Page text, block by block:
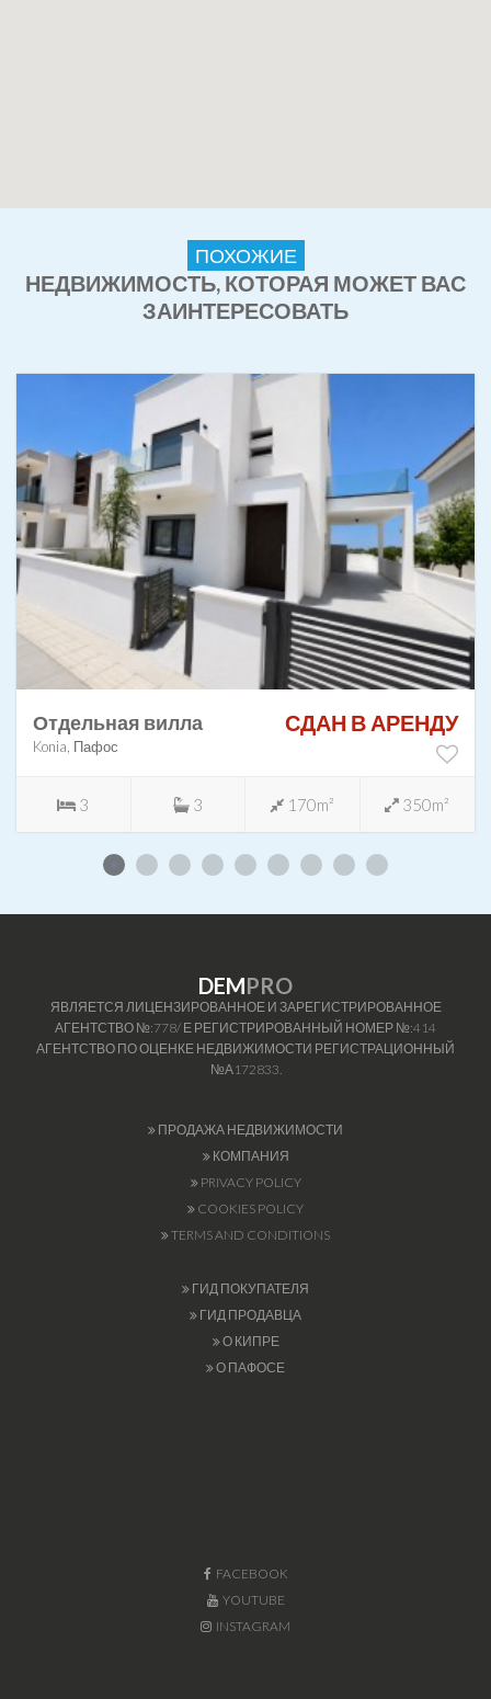
ПОХОЖИЕ
НЕДВИЖИМОСТЬ, КОТОРАЯ МОЖЕТ ВАС
ЗАИНТЕРЕСОВАТЬ
Отдельная вилла
Konia, Пафос
СДАН В АРЕНДУ
3 3 170m² 350m²
DEMPRO
ЯВЛЯЕТСЯ ЛИЦЕНЗИРОВАННОЕ И ЗАРЕГИСТРИРОВАННОЕ
АГЕНТСТВО №:778/ Е РЕГИСТРИРОВАННЫЙ НОМЕР №:414
АГЕНТСТВО ПО ОЦЕНКЕ НЕДВИЖИМОСТИ РЕГИСТРАЦИОННЫЙ
№А172833.
ПРОДАЖА НЕДВИЖИМОСТИ
КОМПАНИЯ
PRIVACY POLICY
COOKIES POLICY
TERMS AND CONDITIONS
ГИД ПОКУПАТЕЛЯ
ГИД ПРОДАВЦА
О КИПРЕ
О ПАФОСЕ
FACEBOOK
YOUTUBE
INSTAGRAM